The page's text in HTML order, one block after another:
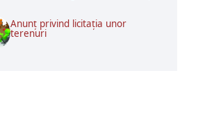
Anunț privind licitația unor
terenuri